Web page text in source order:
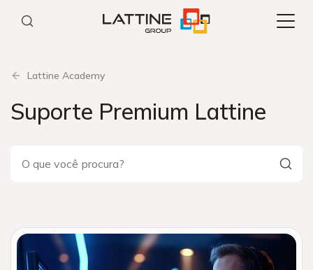
Lattine Academy
Suporte Premium Lattine